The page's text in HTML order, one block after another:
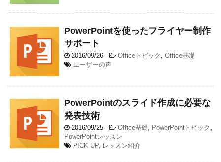
PowerPointを使ったフライヤー制作
サポート
2016/09/26 -Officeトピック , Office基礎
ユーザーの声
PowerPointのスライド作成に必要な
発表技術
2016/09/25 -Office基礎, PowerPointトピック ,
PowerPointレッスン
PICK UP, レッスン紹介